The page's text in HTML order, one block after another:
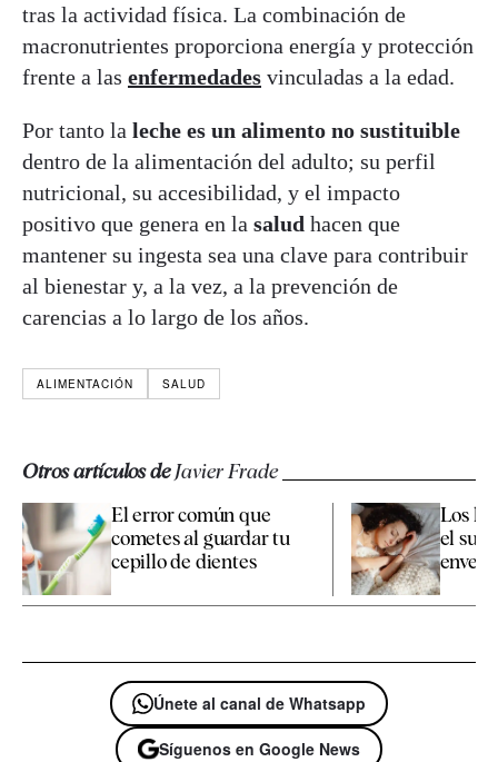
tras la actividad física. La combinación de
macronutrientes proporciona energía y protección
frente a las enfermedades vinculadas a la edad.
Por tanto la leche es un alimento no sustituible
dentro de la alimentación del adulto; su perfil
nutricional, su accesibilidad, y el impacto
positivo que genera en la salud hacen que
mantener su ingesta sea una clave para contribuir
al bienestar y, a la vez, a la prevención de
carencias a lo largo de los años.
ALIMENTACIÓN SALUD
Otros artículos deJavier Frade
El error común que
cometes al guardar tu
cepillo de dientes
Los
el
Únete al canal de Whatsapp
Síguenos en Google News